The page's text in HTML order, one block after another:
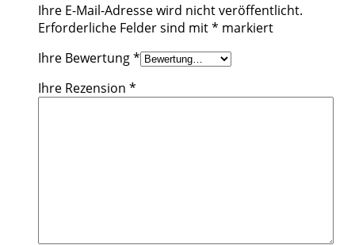
Ihre E-Mail-Adresse wird nicht veröffentlicht.
Erforderliche Felder sind mit* markiert
Ihre Bewertung*
Ihre Rezension *